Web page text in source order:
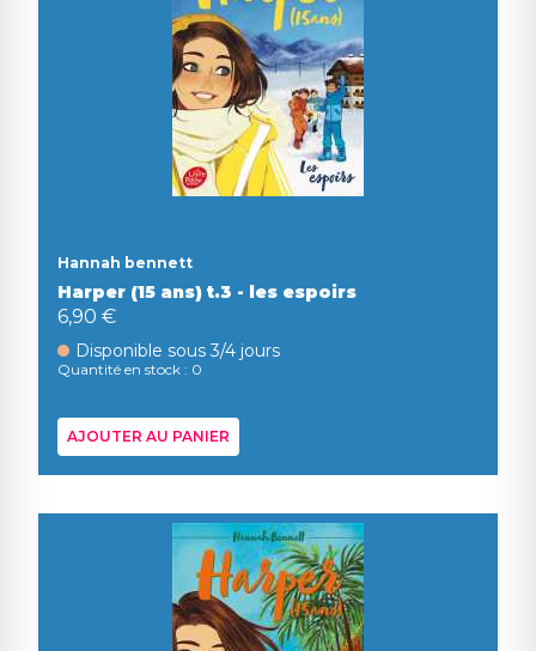
Hannah bennett
Harper (15 ans) t.3 - les espoirs
6,90 €
Disponible sous 3/4 jours
Quantité en stock : 0
AJOUTER AU PANIER